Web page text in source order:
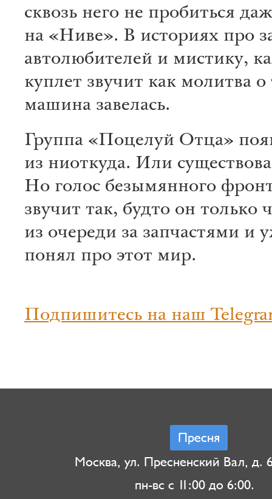
сквозь него не пробиться
на «Ниве». В историях про
автолюбителей и мистику,
куплет звучит как молитва
машина завелась.
Группа «Поцелуй Отца»
из ниоткуда. Или
Но голос безымянного
звучит так, будто он только
из очереди за запчастями и
понял про этот мир.
Подпишитесь на наш
Пресня
Москва, ул. Пресненский Вал, д.
пн-вс с 11:00 до 6:00.